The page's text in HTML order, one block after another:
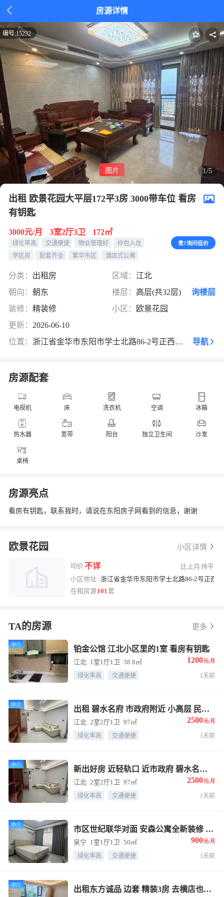
 房源详情
1/5
图片
编号:15232
出租 欧景花园大平层172平3房 3000带车位 看房
有钥匙
3000元/月 3室2厅3卫 172㎡
绿化率高 交通便捷 物业管理好
拎包入住
学区房
配套齐全 繁华市区 酒店式公寓
贵?询问低价
分类： 出租房 区域： 江北
朝向： 朝东 楼层： 高层(共32层)
询楼层
装修： 精装修 小区：
欧景花园
更新： 2026-06-10
位置： 浙江省金华市东阳市学士北路86-2号正西方向106米 导航
房源配套
电视机 床 洗衣机 空调 冰箱
热水器 宽带 阳台 独立卫生间 沙发
桌椅
房源亮点
看房有钥匙，联系我时，请说在东阳房子网看到的信息，谢谢
欧景花园 小区详情
均价不详 比上月 持平
小区地址 浙江省金华市东阳市学士北路86-2号正西
在租房源101 套
TA的房源 更多
中介
铂金公馆 江北小区里的1室 看房有钥匙
江北 1室1厅1卫 38.8㎡ 1200元/月
绿化率高 交通便捷 1天前
中介
出租 碧水名府 市政府附近 小高层 民用水电 2500，价格可谈
江北 2室2厅1卫 97㎡ 2500元/月
绿化率高 交通便捷 1天前
中介
新出好房 近轻轨口 近市政府 碧水名府 精装2房 民用水电 2500包物业
江北 2室2厅1卫 97㎡ 2500元/月
绿化率高 交通便捷 1天前
中介
市区世纪联华对面 安森公寓全新装修 首次出租 1室1厅1厨1卫.
吴宁 1室1厅1卫 50㎡ 900元/月
绿化率高 交通便捷 1天前
中介
出租东方诚品 边套 精装3房 去横店也超级方便 有车位 包物业
长按图片保存